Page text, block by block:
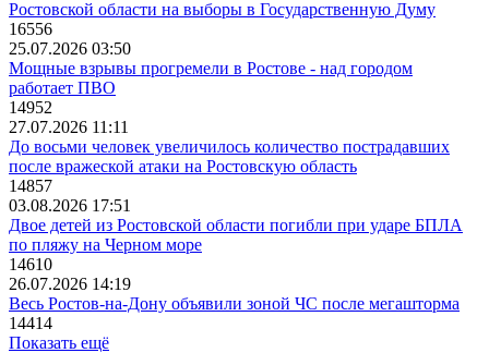
Ростовской области на выборы в Государственную Думу
16556
25.07.2026 03:50
Мощные взрывы прогремели в Ростове - над городом
работает ПВО
14952
27.07.2026 11:11
До восьми человек увеличилось количество пострадавших
после вражеской атаки на Ростовскую область
14857
03.08.2026 17:51
Двое детей из Ростовской области погибли при ударе БПЛА
по пляжу на Черном море
14610
26.07.2026 14:19
Весь Ростов-на-Дону объявили зоной ЧС после мегашторма
14414
Показать ещё